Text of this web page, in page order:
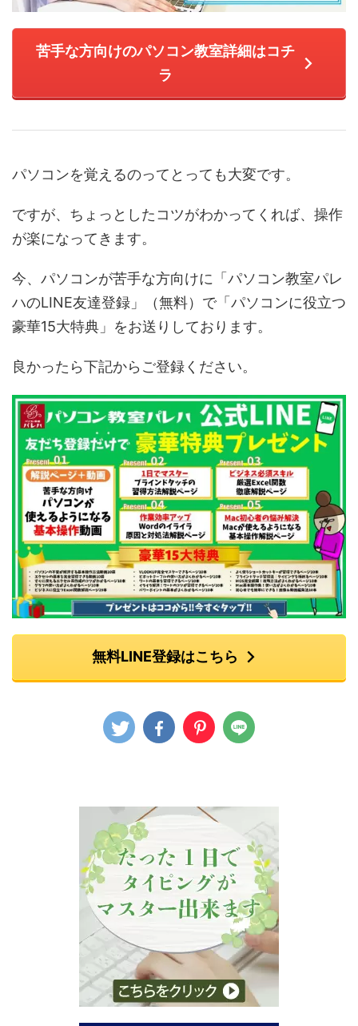
苦手な方向けのパソコン教室詳細はコチ
ラ
パソコンを覚えるのってとっても大変です。
ですが、ちょっとしたコツがわかってくれば、操作
が楽になってきます。
今、パソコンが苦手な方向けに「パソコン教室パレ
ハのLINE友達登録」（無料）で「パソコンに役立つ
豪華15大特典」をお送りしております。
良かったら下記からご登録ください。
無料LINE登録はこちら